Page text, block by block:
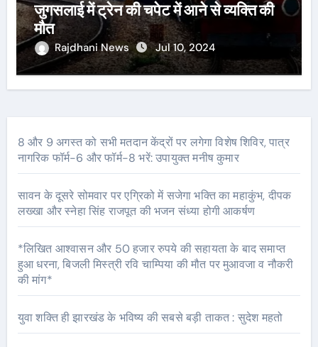
जुगसलाई में ट्रेन की चपेट में आने से व्यक्ति की
मौत
Rajdhani News Jul 10, 2024
8 और 9 अगस्त को सभी मतदान केंद्रों पर लगेगा विशेष शिविर, पात्र
नागरिक फॉर्म-6 और फॉर्म-8 भरें: उपायुक्त मनीष कुमार
सावन के दूसरे सोमवार पर एग्रिको में सजेगा भक्ति का महाकुंभ, दीपक
लख्खा और स्नेहा सिंह राजपूत की भजन संध्या होगी आकर्षण
*लिखित आश्वासन और 50 हजार रुपये की सहायता के बाद समाप्त
हुआ धरना, बिजली मिस्त्री रवि चाम्पिया की मौत पर मुआवजा व नौकरी
की मांग*
युवा शक्ति ही झारखंड के भविष्य की सबसे बड़ी ताकत : सुदेश महतो